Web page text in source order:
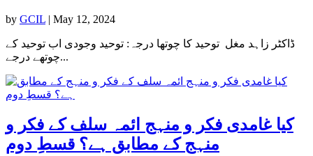
by GCIL | May 12, 2024
ڈاکٹر زاہد مغل توحید کا چوتھا درجہ: توحید وجودی اب توحید کے
چوتھے درجے...
کیا غامدی فکر و منہج ائمہ سلف کے فکر و
منہج کے مطابق ہے؟ قسطِ دوم